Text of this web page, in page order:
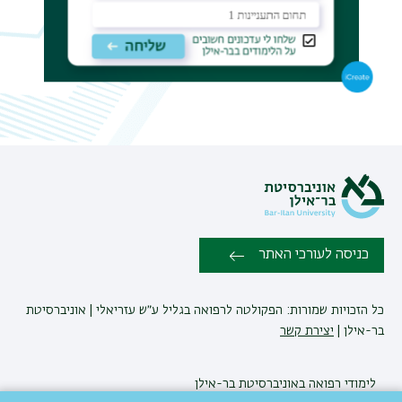
כניסה לעורכי האתר
כל הזכויות שמורות: הפקולטה לרפואה בגליל ע״ש עזריאלי | אוניברסיטת
בר-אילן | יצירת קשר
לימודי רפואהבאוניברסיטת בר-אילן